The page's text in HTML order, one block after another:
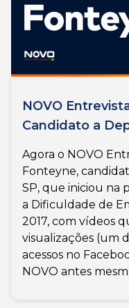
NOVO
Candidato a
Agora o NOVO
Fonteyne,
SP, que iniciou na
a Dificuldade de
2017, com vídeos
visualizações (um
acessos no
NOVO antes